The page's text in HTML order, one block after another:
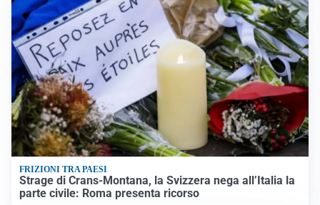
FRIZIONI TRA PAESI
Strage di Crans-Montana, la Svizzera nega all’Italia la
parte civile: Roma presenta ricorso